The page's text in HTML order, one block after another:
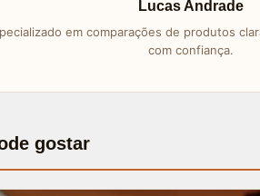
Lucas Andrade
em comparações de produtos
com confiança.
gostar